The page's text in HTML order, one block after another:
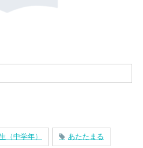
（中学年） あたたまる